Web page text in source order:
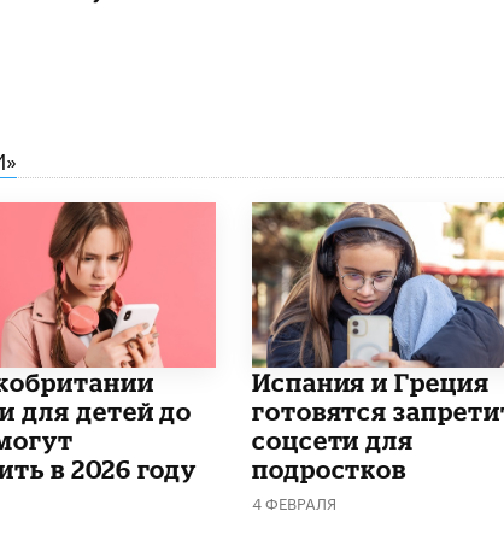
для детей до
в 2026 году
Испания и Греция
готовятся
соцсети для
подростков
4 ФЕВРАЛЯ